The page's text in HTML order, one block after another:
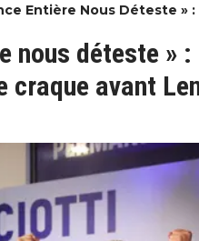
Entière Nous Déteste » :
Vedette Craque Avant
nous déteste » :
craque avant